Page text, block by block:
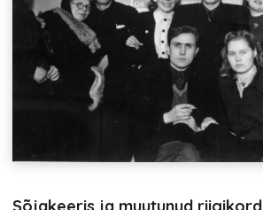
Sõjakeeris ja muutunud riigikord